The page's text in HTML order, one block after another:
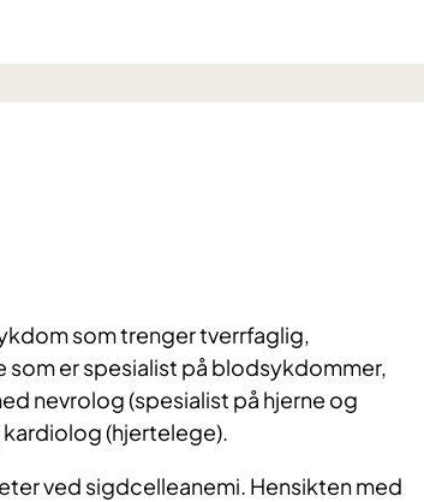
som trenger tverrfaglig,
er spesialist på blodsykdommer,
nevrolog (spesialist på hjerne og
(hjertelege).
ved sigdcelleanemi. Hensikten med